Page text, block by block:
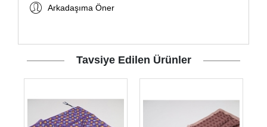
Arkadaşıma Öner
Tavsiye Edilen Ürünler